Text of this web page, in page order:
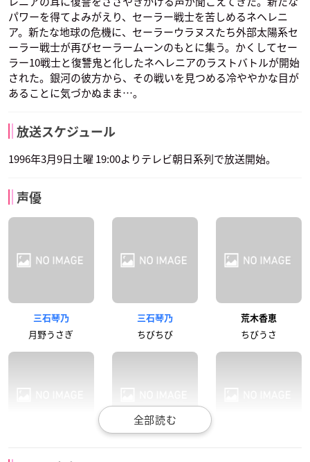
パワーを得てよみがえり、セーラー戦士を苦しめるネヘレニ
ア。新たな地球の危機に、セーラーウラヌスたち外部太陽系セ
ーラー戦士が再びセーラームーンのもとに集う。かくしてセー
ラー10戦士と復讐鬼と化したネヘレニアのラストバトルが開始
された。銀河の彼方から、その戦いを見つめる冷ややかな目が
あることに気づかぬまま…｡
放送スケジュール
1996年3月9日土曜 19:00よりテレビ朝日系列で放送開始。
声優
三石琴乃
月野うさぎ
三石琴乃
ちびちび
荒木香恵
ちびうさ